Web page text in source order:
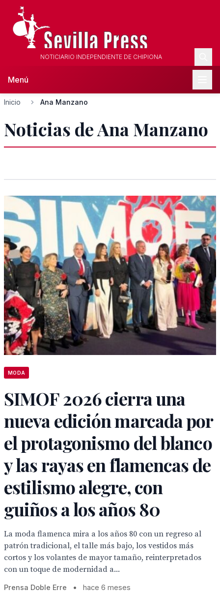
NOTICIARIO INDEPENDIENTE DE CHIPIONA
Menú
Inicio Ana Manzano
Noticias de Ana Manzano
MODA
SIMOF 2026 cierra una
nueva edición marcada por
el protagonismo del blanco
y las rayas en flamencas de
estilismo alegre, con
guiños a los años 80
La moda flamenca mira a los años 80 con un regreso al
patrón tradicional, el talle más bajo, los vestidos más
cortos y los volantes de mayor tamaño, reinterpretados
con un toque de modernidad a...
Prensa Doble Erre • hace 6 meses